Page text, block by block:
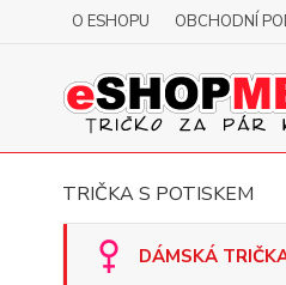
O ESHOPU OBCHODNÍ
TRIČKA S POTISKEM
DÁMSKÁ